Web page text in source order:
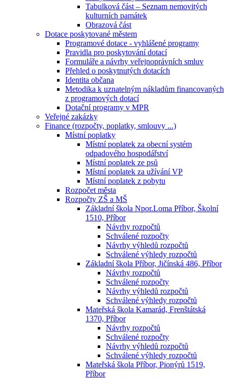
Tabulková část – Seznam nemovitých
kulturních památek
Obrazová část
Dotace poskytované městem
Programové dotace - vyhlášené programy
Pravidla pro poskytování dotací
Formuláře a návrhy veřejnoprávních smluv
Přehled o poskytnutých dotacích
Identita občana
Metodika k uznatelným nákladům financovaných
z programových dotací
Dotační programy v MPR
Veřejné zakázky
Finance (rozpočty, poplatky, smlouvy ...)
Místní poplatky
Místní poplatek za obecní systém
odpadového hospodářství
Místní poplatek ze psů
Místní poplatek za užívání VP
Místní poplatek z pobytu
Rozpočet města
Rozpočty ZŠ a MŠ
Základní škola Npor.Loma Příbor, Školní
1510, Příbor
Návrhy rozpočtů
Schválené rozpočty
Návrhy výhledů rozpočtů
Schválené výhledy rozpočtů
Základní škola Příbor, Jičínská 486, Příbor
Návrhy rozpočtů
Schválené rozpočty
Návrhy výhledů rozpočtů
Schválené výhledy rozpočtů
Mateřská škola Kamarád, Frenštátská
1370, Příbor
Návrhy rozpočtů
Schválené rozpočty
Návrhy výhledů rozpočtů
Schválené výhledy rozpočtů
Mateřská škola Příbor, Pionýrů 1519,
Příbor